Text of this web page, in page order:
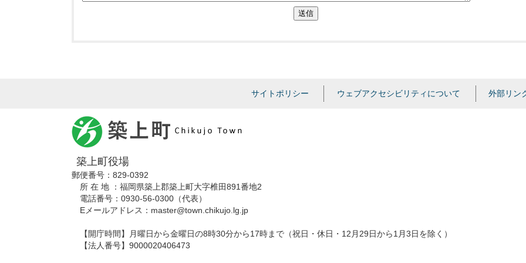
送信
サイトポリシー ウェブアクセシビリティについて 外部リン
築上町役場
郵便番号：829-0392
所 在 地 ：福岡県築上郡築上町大字椎田891番地2
電話番号：0930-56-0300（代表）
Eメールアドレス：master@town.chikujo.lg.jp
【開庁時間】月曜日から金曜日の8時30分から17時まで（祝日・休日・12月29日から1月3日を除く）
【法人番号】9000020406473